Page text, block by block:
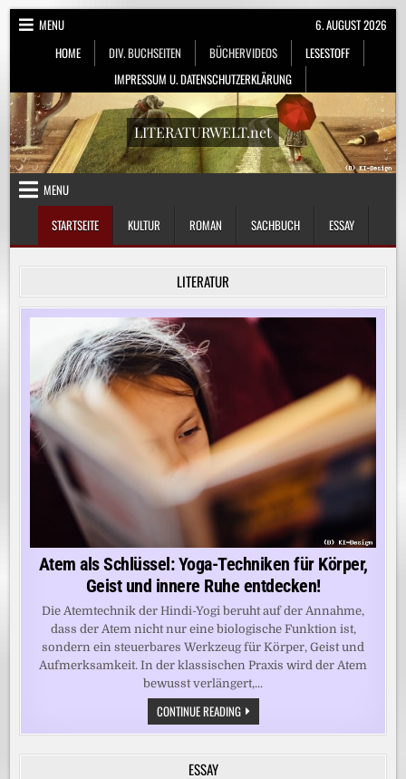
Skip
MENU
HOME
DIV. BUCHSEITEN BÜCHERVIDEOS
LESESTOFF
IMPRESSUM U. DATENSCHUTZERKLÄRUNG
6. AUGUST 2026
LITERATURWELT.net
MENU
STARTSEITE
KULTUR ROMAN SACHBUCH ESSAY
LITERATUR
Atem als Schlüssel: Yoga-Techniken für Körper,
Geist und innere Ruhe entdecken!
Die Atemtechnik der Hindi-Yogi beruht auf der Annahme,
dass der Atem nicht nur eine biologische Funktion ist,
sondern ein steuerbares Werkzeug für Körper, Geist und
Aufmerksamkeit. In der klassischen Praxis wird der Atem
bewusst verlängert,...
CONTINUE READINGATEM
ALS
SCHLÜSSEL:
TECHNIKEN
ESSAY